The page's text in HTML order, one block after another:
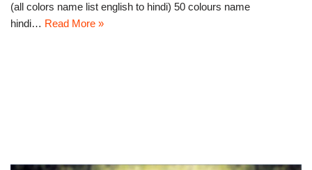
(all colors name list english to hindi) 50 colours name
hindi… Read More »